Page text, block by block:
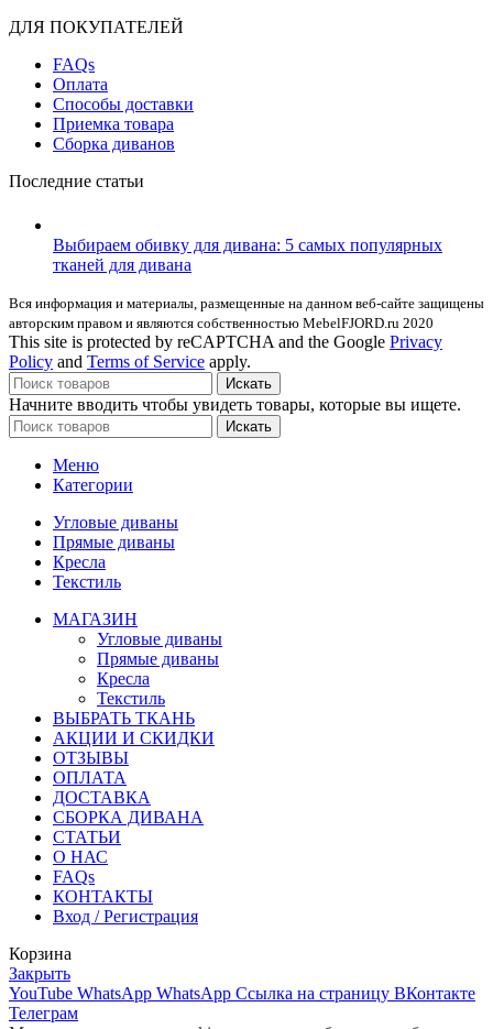
ДЛЯ ПОКУПАТЕЛЕЙ
FAQs
Оплата
Способы доставки
Приемка товара
Сборка диванов
Последние статьи
Выбираем обивку для дивана: 5 самых популярных
тканей для дивана
Вся информация и материалы, размещенные на данном веб-сайте защищены
авторским правом и являются собственностью MebelFJORD.ru 2020
This site is protected by reCAPTCHA and the Google Privacy
Policy and Terms of Service apply.
Искать
Начните вводить чтобы увидеть товары, которые вы ищете.
Искать
Меню
Категории
Угловые диваны
Прямые диваны
Кресла
Текстиль
МАГАЗИН
Угловые диваны
Прямые диваны
Кресла
Текстиль
ВЫБРАТЬ ТКАНЬ
АКЦИИ И СКИДКИ
ОТЗЫВЫ
ОПЛАТА
ДОСТАВКА
СБОРКА ДИВАНА
СТАТЬИ
О НАС
FAQs
КОНТАКТЫ
Вход / Регистрация
Корзина
Закрыть
YouTube WhatsApp WhatsApp Ссылка на страницу ВКонтакте
Телеграм